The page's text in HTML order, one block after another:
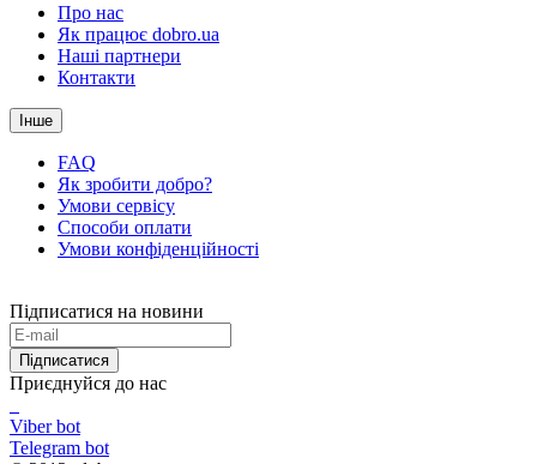
Про нас
Як працює dobro.ua
Наші партнери
Контакти
Інше
FAQ
Як зробити добро?
Умови сервісу
Способи оплати
Умови конфіденційності
Підписатися на новини
Підписатися
Приєднуйся до нас
Viber bot
Telegram bot